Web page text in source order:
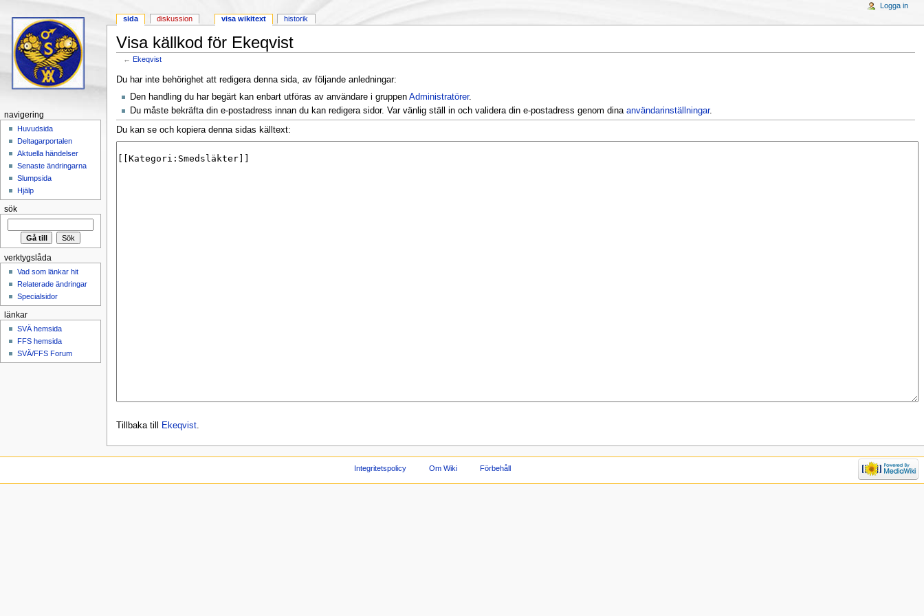
Visa källkod för Ekeqvist
←Ekeqvist
Du har inte behörighet att redigera denna sida, av följande anledningar:
Den handling du har begärt kan enbart utföras av användare i gruppen Administratörer.
Du måste bekräfta din e-postadress innan du kan redigera sidor. Var vänlig ställ in och validera din e-postadress genom dina användarinställningar.
Du kan se och kopiera denna sidas källtext:
Tillbaka till Ekeqvist.
sida diskussion visa wikitext historik
Logga in
navigering
Huvudsida
Deltagarportalen
Aktuella händelser
Senaste ändringarna
Slumpsida
Hjälp
sök
verktygslåda
Vad som länkar hit
Relaterade ändringar
Specialsidor
länkar
SVÄ hemsida
FFS hemsida
SVÄ/FFS Forum
Integritetspolicy Om Wiki Förbehåll